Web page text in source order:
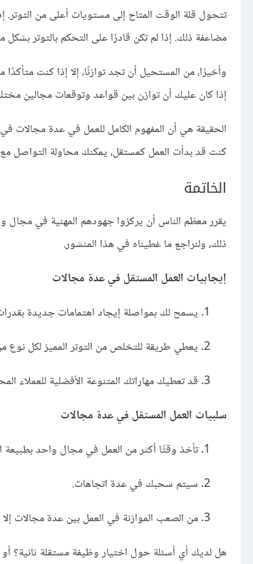
تتحول قلة الوقت المتاح إلى مستويات أعلى من
مضاعفة ذلك. إذا لم تكن قادرًا على التحكم بالتوتر
وأخيرًا، من المستحيل أن تجد توازنًا، إلا إذا كنت
إذا كان عليك أن توازن بين قواعد وتوقعات مجالين
الحقيقة هي أن المفهوم الكامل للعمل في عدة مجالات
كنت قد بدأت العمل كمستقل، يمكنك محاولة التواصل
الخاتمة
يقرر معظم الناس أن يركزوا جهودهم المهنية في
ذلك، ولنراجع ما غطيناه في هذا المنشور.
إيجابيات العمل المستقل في عدة مجالات
يسمح لك بمواصلة إيجاد اهتمامات جديدة
يعطي طريقة للتخلص من التوتر المميز لكل نوع
قد تعطيك مهاراتك المتنوعة الأفضلية للعملاء
سلبيات العمل المستقل في عدة مجالات
تأخذ وقتًا أكثر من العمل في مجال واحد بطبيعة
سيتم سحبك في عدة اتجاهات.
من الصعب الموازنة في العمل بين عدة مجالات
هل لديك أي أسئلة حول اختيار وظيفة مستقلة ثانية؟